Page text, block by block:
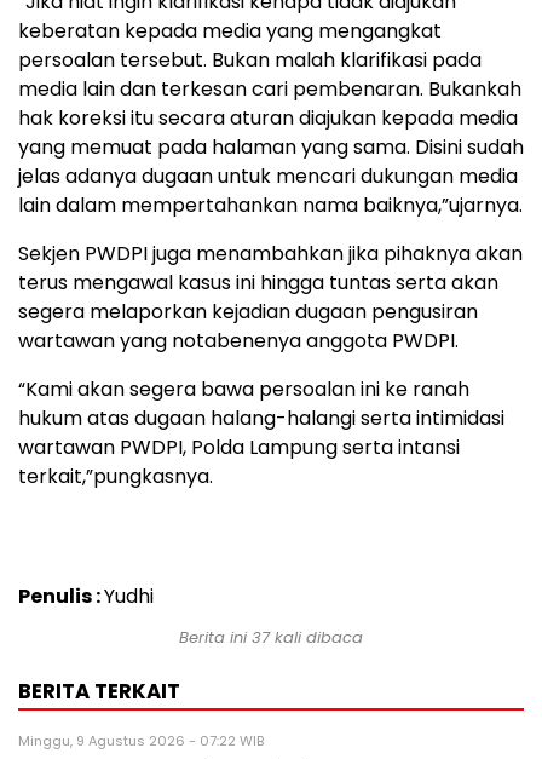
keberatan kepada media yang mengangkat
persoalan tersebut. Bukan malah klarifikasi pada
media lain dan terkesan cari pembenaran. Bukankah
hak koreksi itu secara aturan diajukan kepada media
yang memuat pada halaman yang sama. Disini sudah
jelas adanya dugaan untuk mencari dukungan media
lain dalam mempertahankan nama baiknya,”ujarnya.
Sekjen PWDPI juga menambahkan jika pihaknya akan
terus mengawal kasus ini hingga tuntas serta akan
segera melaporkan kejadian dugaan pengusiran
wartawan yang notabenenya anggota PWDPI.
“Kami akan segera bawa persoalan ini ke ranah
hukum atas dugaan halang-halangi serta intimidasi
wartawan PWDPI, Polda Lampung serta intansi
terkait,”pungkasnya.
Penulis :Yudhi
Berita ini 37 kali dibaca
BERITA TERKAIT
Minggu, 9 Agustus 2026 - 07:22 WIB